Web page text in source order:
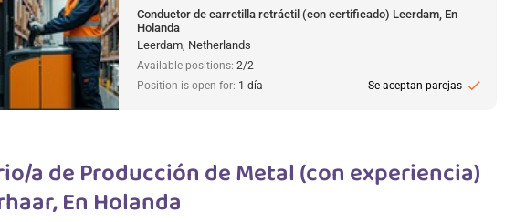
Conductor de carretilla retráctil (con certificado) Leerdam, En
Holanda
Leerdam, Netherlands
Available positions: 2/2
Position is open for: 1 día Se aceptan parejas check
a de Producción de Metal (con experiencia)
En Holanda